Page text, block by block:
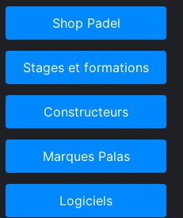
Shop Padel
Stages et formations
Constructeurs
Marques Palas
Logiciels